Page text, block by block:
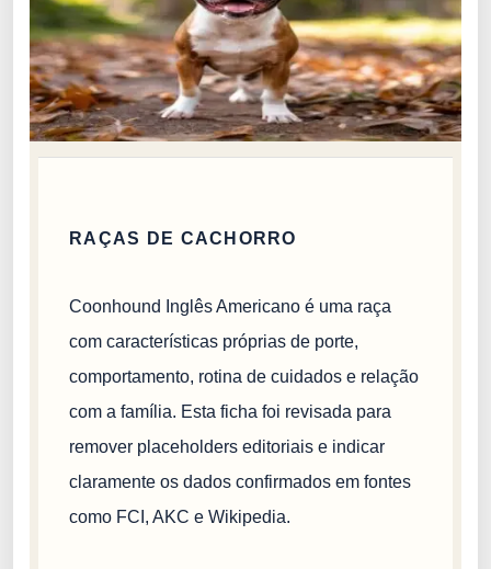
RAÇAS DE CACHORRO
Coonhound Inglês Americano é uma raça
com características próprias de porte,
comportamento, rotina de cuidados e relação
com a família. Esta ficha foi revisada para
remover placeholders editoriais e indicar
claramente os dados confirmados em fontes
como FCI, AKC e Wikipedia.